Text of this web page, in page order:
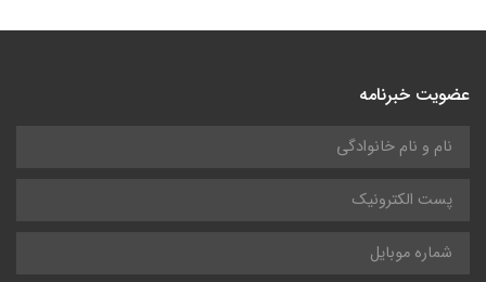
عضویت خبرنامه